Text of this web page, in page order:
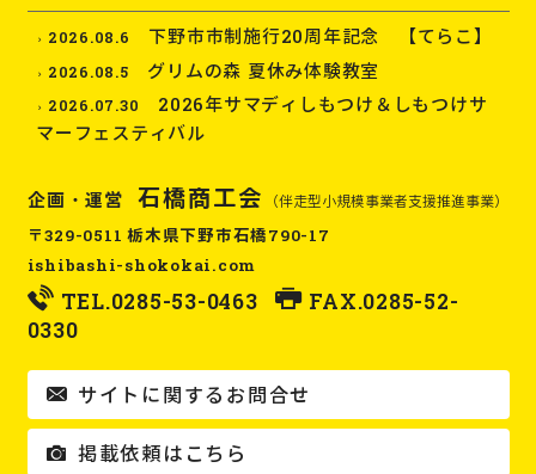
2026.08.6 下野市市制施行20周年記念 【てらこ】
2026.08.5 グリムの森 夏休み体験教室
2026.07.30
2026年サマディしもつけ＆しもつけサ
マーフェスティバル
企画・運営 石橋商工会 （伴走型小規模事業者支援推進事業）
〒329-0511 栃木県下野市石橋790-17
ishibashi-shokokai.com
TEL.0285-53-0463
FAX.0285-52-
0330
サイトに関するお問合せ
掲載依頼はこちら